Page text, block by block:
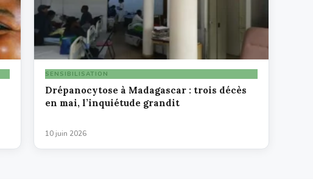
SENSIBILISATION
Drépanocytose à Madagascar : trois décès
en mai, l’inquiétude grandit
10 juin 2026